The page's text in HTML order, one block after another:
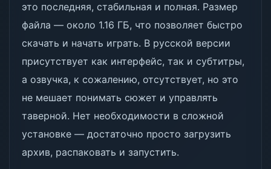
это последняя, стабильная и полная. Размер
файла — около 1.16 ГБ, что позволяет быстро
скачать и начать играть. В русской версии
присутствует как интерфейс, так и субтитры,
а озвучка, к сожалению, отсутствует, но это
не мешает понимать сюжет и управлять
таверной. Нет необходимости в сложной
установке — достаточно просто загрузить
архив, распаковать и запустить.